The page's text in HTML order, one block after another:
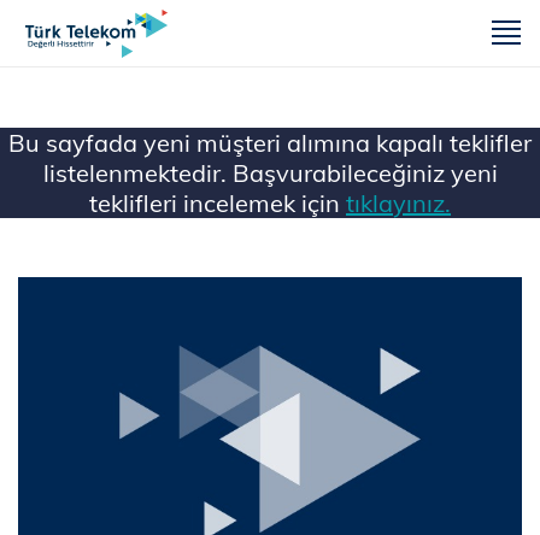
Bu sayfada yeni müşteri alımına kapalı teklifler
listelenmektedir. Başvurabileceğiniz yeni
teklifleri incelemek için tıklayınız.
Ana Sayfa Mobil Kampanyalar